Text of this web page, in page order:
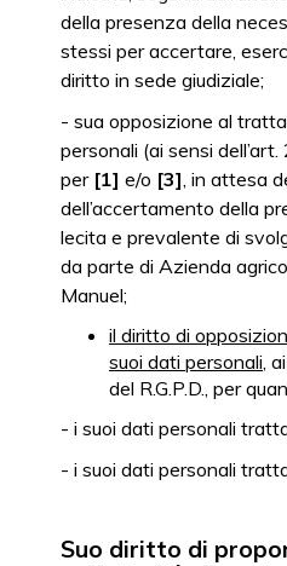
della presenza della
stessi per accertare,
diritto in sede giudiziale;
- sua opposizione al
personali (ai sensi dell’art.
per [1] e/o [3], in attesa
dell’accertamento della
lecita e prevalente di
da parte di Azienda
Manuel;
il diritto di
suoi dati personali,
del R.G.P.D., per
- i suoi dati personali
- i suoi dati personali
Suo diritto di